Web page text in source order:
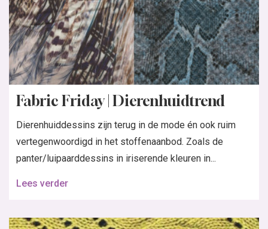
Fabric Friday | Dierenhuidtrend
Dierenhuiddessins zijn terug in de mode én ook ruim
vertegenwoordigd in het stoffenaanbod. Zoals de
panter/luipaarddessins in iriserende kleuren in...
Lees verder